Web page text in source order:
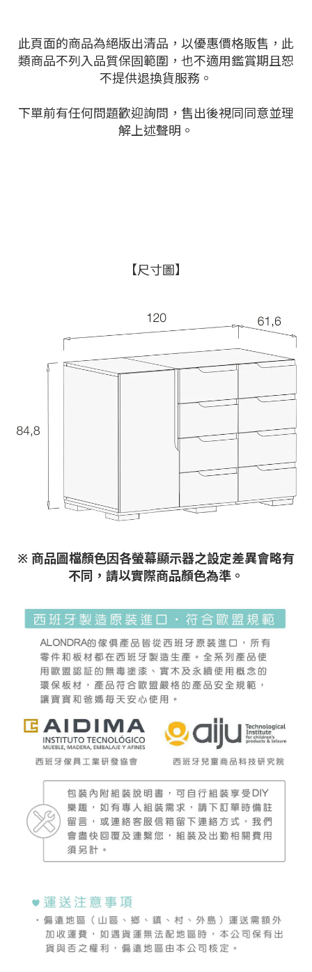
此頁面的商品為絕版出清品，以優惠價格販售，此
類商品不列入品質保固範圍，也不適用鑑賞期且恕
不提供退換貨服務。
下單前有任何問題歡迎詢問，售出後視同同意並理
解上述聲明。
【尺寸圖】
※ 商品圖檔顏色因各螢幕顯示器之設定差異會略有
不同，請以實際商品顏色為準。